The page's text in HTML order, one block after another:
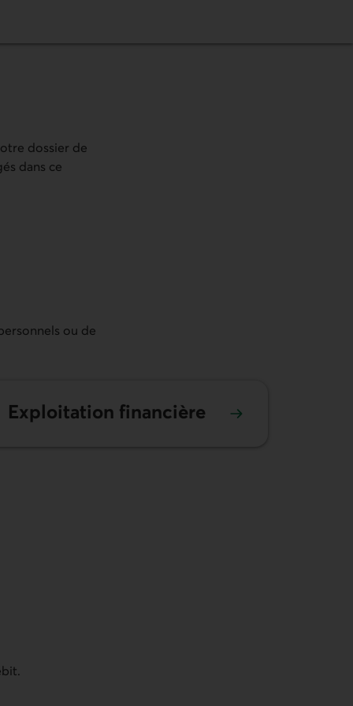
dossier de
dans ce
ou de
Exploitation financière